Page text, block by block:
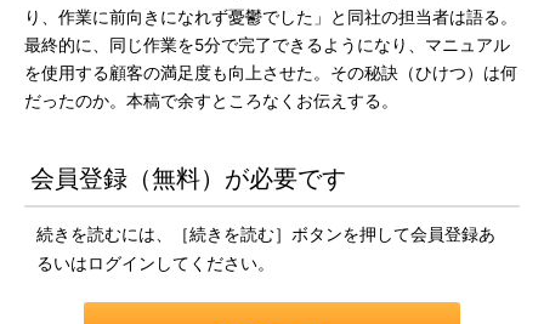
り、作業に前向きになれず憂鬱でした」と同社の担当者は語る。
最終的に、同じ作業を5分で完了できるようになり、マニュアル
を使用する顧客の満足度も向上させた。その秘訣（ひけつ）は何
だったのか。本稿で余すところなくお伝えする。
会員登録（無料）が必要です
続きを読むには、［続きを読む］ボタンを押して会員登録あ
るいはログインしてください。